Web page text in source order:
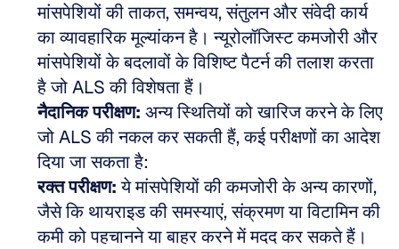
मांसपेशियों की ताकत, समन्वय, संतुलन और संवेदी कार्य
का व्यावहारिक मूल्यांकन है। न्यूरोलॉजिस्ट कमजोरी और
मांसपेशियों के बदलावों के विशिष्ट पैटर्न की तलाश करता
है जो ALS की विशेषता हैं।
नैदानिक परीक्षण: अन्य स्थितियों को खारिज करने के लिए
जो ALS की नकल कर सकती हैं, कई परीक्षणों का आदेश
दिया जा सकता है:
रक्त परीक्षण: ये मांसपेशियों की कमजोरी के अन्य कारणों,
जैसे कि थायराइड की समस्याएं, संक्रमण या विटामिन की
कमी को पहचानने या बाहर करने में मदद कर सकते हैं।